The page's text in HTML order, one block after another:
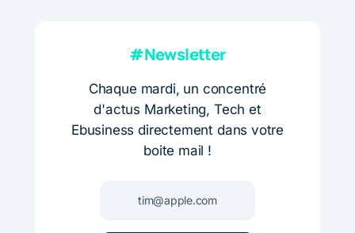
#Newsletter
Chaque mardi, un concentré
d'actus Marketing, Tech et
Ebusiness directement dans votre
boite mail !